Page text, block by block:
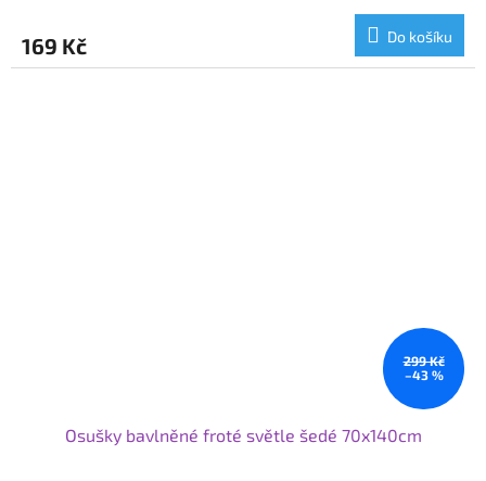
169 Kč Do košíku
299 Kč
–43 %
Osušky bavlněné froté světle šedé 70x140cm